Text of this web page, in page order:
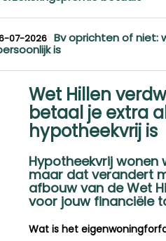
07-2026 Bv oprichten of niet:
is
Wet Hillen
betaal je extra
hypotheekvrij is
Hypotheekvrij wonen
maar dat verandert
afbouw van de Wet
voor jouw financiële
Wat is het